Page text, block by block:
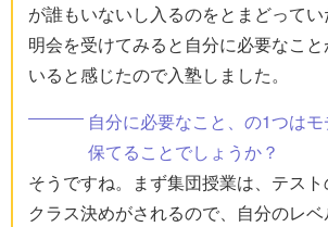
が誰もいないし入るのをとまどって
明会を受けてみると自分に必要なこ
いると感じたので入塾しました。
自分に必要なこと、の1つは
保てることでしょうか？
そうですね。まず集団授業は、テス
クラス決めがされるので、自分のレ